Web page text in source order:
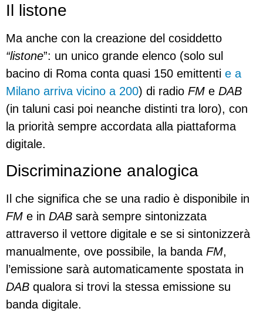
Il listone
Ma anche con la creazione del cosiddetto
“listone”: un unico grande elenco (solo sul
bacino di Roma conta quasi 150 emittenti e a
Milano arriva vicino a 200) di radio FM e DAB
(in taluni casi poi neanche distinti tra loro), con
la priorità sempre accordata alla piattaforma
digitale.
Discriminazione analogica
Il che significa che se una radio è disponibile in
FM e in DAB sarà sempre sintonizzata
attraverso il vettore digitale e se si sintonizzerà
manualmente, ove possibile, la banda FM,
l’emissione sarà automaticamente spostata in
DAB qualora si trovi la stessa emissione su
banda digitale.